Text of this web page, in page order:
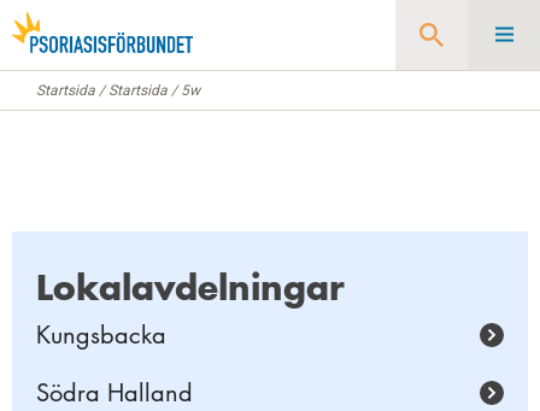
Sök
Startsida /Startsida /5w
Lokalavdelningar
Kungsbacka
Södra Halland